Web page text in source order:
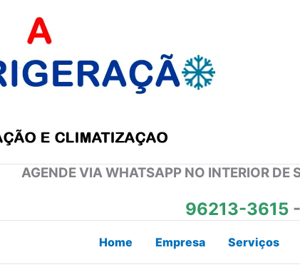
AGENDE VIA WHATSAPP NO INTERIOR
96213-3615 -
Home Empresa Serviços